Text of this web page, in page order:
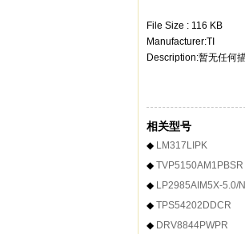
File Size : 116 KB
Manufacturer:TI
Description:暂无任何描
相关型号
◆ LM317LIPK
◆ TVP5150AM1PBSR
◆ LP2985AIM5X-5.0/
◆ TPS54202DDCR
◆ DRV8844PWPR